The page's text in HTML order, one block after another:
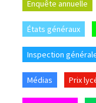
Enquête annuelle
États généraux
Inspection
Médias Prix